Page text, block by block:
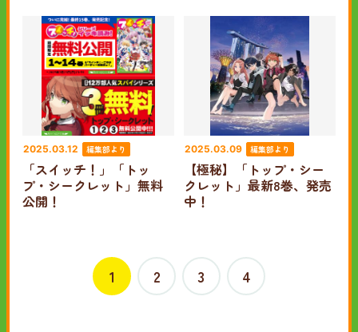
2025.03.12 編集部より
「スイッチ！」「トッ
プ・シークレット」無料
公開！
2025.03.09 編集部より
【極秘】「トップ・シー
クレット」最新8巻、発売
中！
1 2 3 4